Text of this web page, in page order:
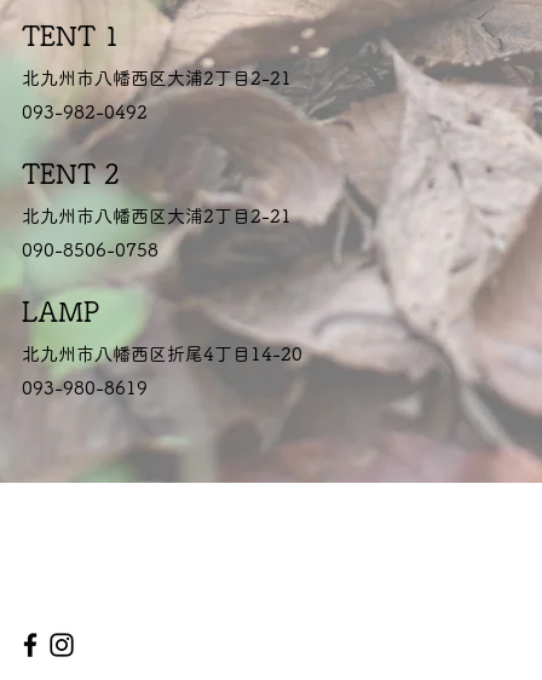
TENT 1
北九州市八幡西区大浦2丁目2-21
093-982-0492
LAMP
北九州市八幡西区折尾4丁目14-20
093-980-8619
TENT 2
北九州市八幡西区大浦2丁目2-21
090-8506-0758